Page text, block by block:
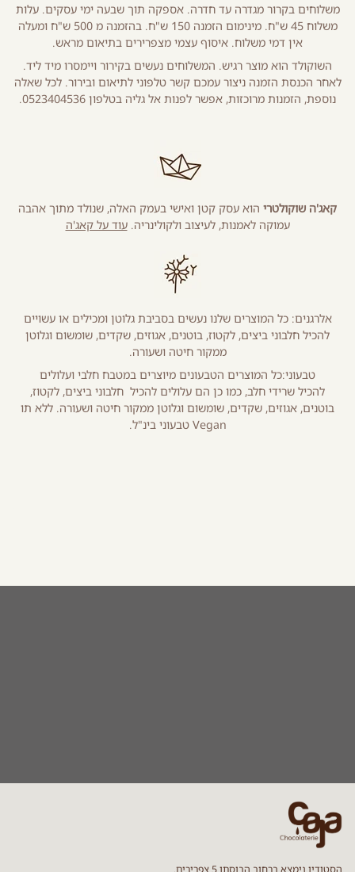
משלוחים בקרור מגדרה עד חדרה. אספקה תוך שבעה ימי עסקים. עלות
משלוח 45 ש"ח. מינימום הזמנה 150 ש"ח. בהזמנה מ 500 ש"ח ומעלה
אין דמי משלוח. איסוף עצמי מצפרירים בתיאום מראש.
השוקולד הוא מוצר רגיש. המשלוחים נעשים בקירור ויימסרו מיד ליד.
לאחר הכנסת הזמנה ניצור עמכם קשר טלפוני לתיאום ובירור. לכל שאלה
נוספת, הזמנות מרוכזות, אפשר לפנות אל גליה בטלפון 0523404536.
קאג'ה שוקולטרי הוא עסק קטן ואישי בעמק האלה, שנולד מתוך אהבה
עמוקה לאמנות, לעיצוב ולקולינריה.עוד על קאג'ה
אלרגנים: כל המוצרים שלנו נעשים בסביבת גלוטן ומכילים או עשויים
להכיל חלבוני ביצים, לקטוז, בוטנים, אגוזים, שקדים, שומשום וגלוטן
ממקור חיטה ושעורה.
טבעוני:כל המוצרים הטבעונים מיוצרים במטבח חלבי ועלולים
להכיל שרידי חלב, כמו כן הם עלולים להכיל חלבוני ביצים, לקטוז,
בוטנים, אגוזים, שקדים, שומשום וגלוטן ממקור חיטה ושעורה. ללא תו
Vegan טבעוני בינ"ל.